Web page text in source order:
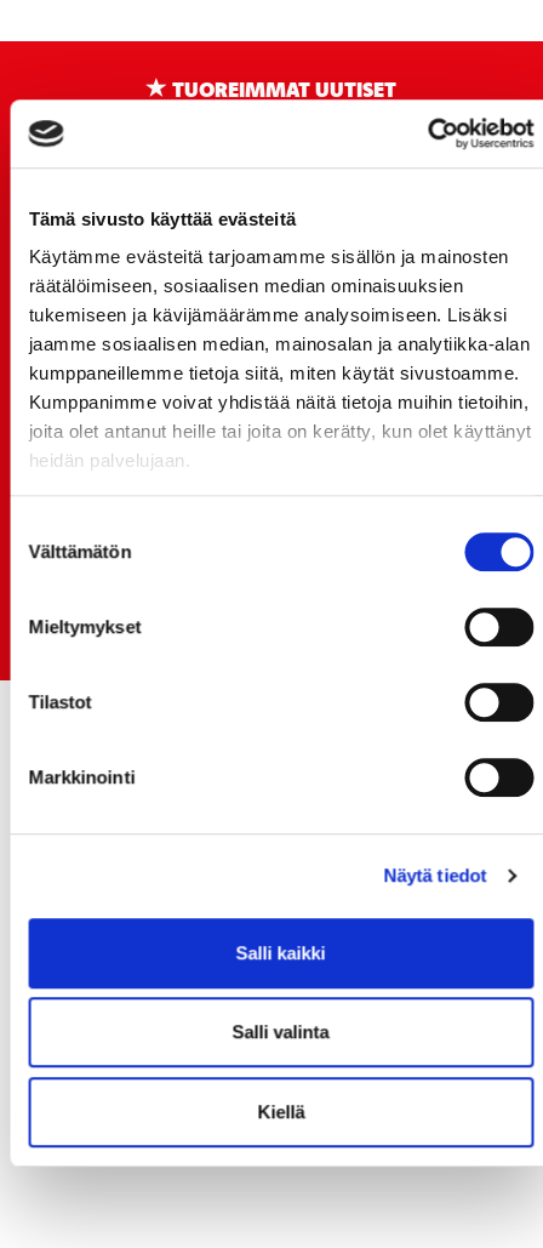
Tämä sivusto käyttää evästeitä
Käytämme evästeitä tarjoamamme sisällön ja mainosten
räätälöimiseen, sosiaalisen median ominaisuuksien
tukemiseen ja kävijämäärämme analysoimiseen. Lisäksi
jaamme sosiaalisen median, mainosalan ja analytiikka-alan
kumppaneillemme tietoja siitä, miten käytät sivustoamme.
Kumppanimme voivat yhdistää näitä tietoja muihin tietoihin,
joita olet antanut heille tai joita on kerätty, kun olet käyttänyt
heidän palvelujaan.
valinta
Välttämätön
Mieltymykset
Tilastot
Markkinointi
Näytä tiedot
Salli kaikki
Salli valinta
Kiellä
TUOREIMMAT UUTISET
JOKERIT-OTTELUN LIPUT MYYNTIIN HUOMENNA TI
21.7. 12:00 - ENNAKKOKYSYNTÄ POIKKEUKSELLISTA
20.07.
TULE MUKAAN ILMAISEEN
LIIKUNTALEIKKIKOULUUN KESÄ-HEINÄKUUSSA!
15.07.
SPORT-ÄSSÄT JA KOKO JOUKKUEEN MEET&GREET
TO 13.8. - LIPUT NYT MYYNNISSÄ
Rinta-Joupin Autoliike jatkaa Sportin
monikymmenvuotiselle yhteistyölle
Early Bird-lippupaketit nyt myynnissä! - näe
Jokerit-matsi ja useat muut